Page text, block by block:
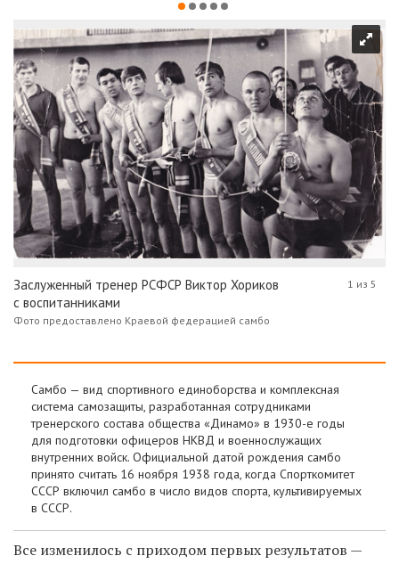
Заслуженный тренер РСФСР Виктор Хориков
с воспитанниками
Фото предоставлено Краевой федерацией самбо
1 из 5
Самбо — вид спортивного единоборства и комплексная
система самозащиты, разработанная сотрудниками
тренерского состава общества «Динамо» в 1930-е годы
для подготовки офицеров НКВД и военнослужащих
внутренних войск. Официальной датой рождения самбо
принято считать 16 ноября 1938 года, когда Спорткомитет
СССР включил самбо в число видов спорта, культивируемых
в СССР.
Все изменилось с приходом первых результатов —